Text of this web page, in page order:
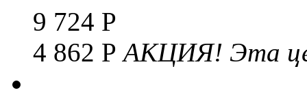
9 724 Р
4 862 РАКЦИЯ! Эта